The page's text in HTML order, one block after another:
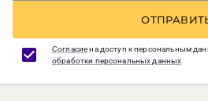
Согласиена доступ к персональным
обработки персональных данных